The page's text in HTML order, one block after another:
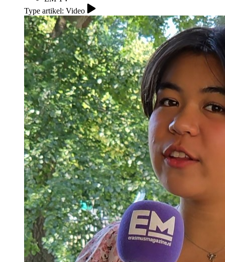
Type artikel: Video